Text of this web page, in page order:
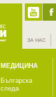
ЗА НАС
МЕДИЦИНА
Българска
следа